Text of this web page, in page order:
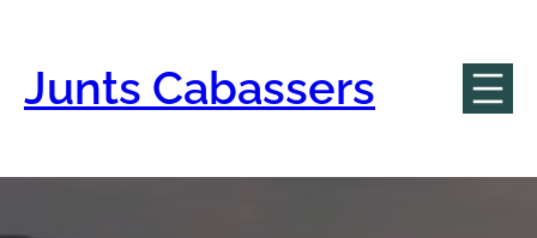
contingut
Junts Cabassers